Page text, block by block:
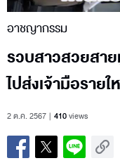
อาชญากรรม
รวบสาวสวยสา
ไปส่งเจ้ามือราย
2 ต.ค. 2567 410views